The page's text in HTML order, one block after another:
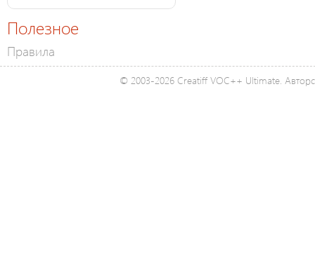
Полезное
Правила
© 2003-2026 Creatiff VOC++ Ultimate.